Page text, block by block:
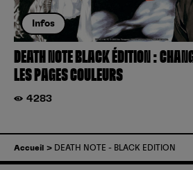
Infos
DEATH NOTE BLACK ÉDITION :
LES PAGES COULEURS
4283
Accueil DEATH NOTE - BLACK EDITION